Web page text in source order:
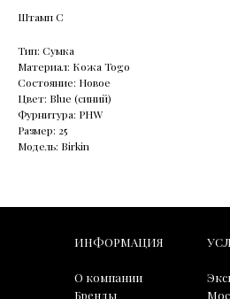
Штамп С
Тип: Сумка
Материал: Кожа Togo
Состояние: Новое
Цвет: Blue (синий)
Фурнитура: PHW
Размер: 25
Модель: Birkin
ИНФОРМАЦИЯ
О компании
Бренды